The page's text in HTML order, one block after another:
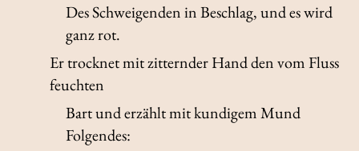
Des Schweigenden in Beschlag, und es wird
ganz rot.
Er trocknet mit zitternder Hand den vom Fluss
feuchten
Bart und erzählt mit kundigem Mund
Folgendes: